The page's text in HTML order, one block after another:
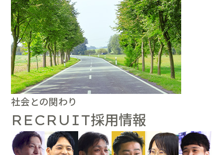
社会との関わり
RECRUIT採用情報